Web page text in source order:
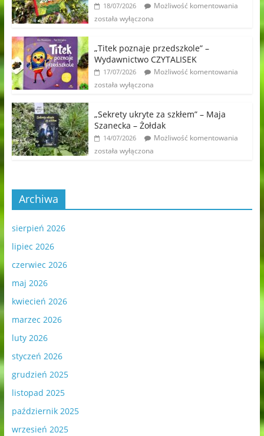
18/07/2026
Możliwość komentowania
została wyłączona
„Titek poznaje przedszkole” –
Wydawnictwo CZYTALISEK
17/07/2026
Możliwość komentowania
została wyłączona
„Sekrety ukryte za szkłem” – Maja
Szanecka – Żołdak
14/07/2026
Możliwość komentowania
została wyłączona
Archiwa
sierpień 2026
lipiec 2026
czerwiec 2026
maj 2026
kwiecień 2026
marzec 2026
luty 2026
styczeń 2026
grudzień 2025
listopad 2025
październik 2025
wrzesień 2025